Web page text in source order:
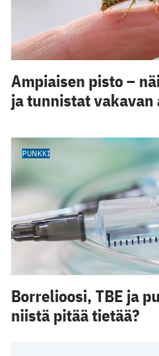
Ampiaisen pisto –
ja tunnistat
PUNKKI
Borrelioosi, TBE ja
niistä pitää tietää?